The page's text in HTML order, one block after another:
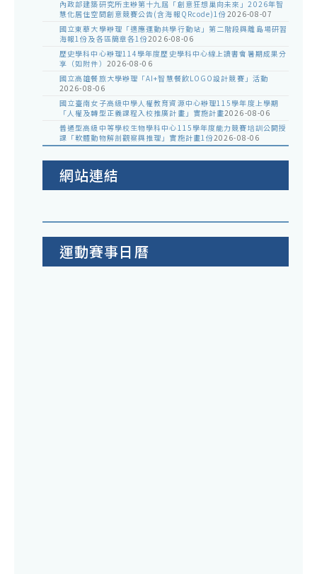
內政部建築研究所主辦第十九屆「創意狂想巢向未來」2026年智
慧化居住空間創意競賽公告(含海報QRcode)1份2026-08-07
國立東華大學辦理「適應運動共學行動站」第二階段與離島場研習
海報1份及各區簡章各1份2026-08-06
歷史學科中心辦理114學年度歷史學科中心線上讀書會暑期成果分
享（如附件） 2026-08-06
國立高雄餐旅大學辦理「AI+智慧餐飲LOGO設計競賽」活動
2026-08-06
國立臺南女子高級中學人權教育資源中心辦理115學年度上學期
「人權及轉型正義課程入校推廣計畫」實施計畫2026-08-06
普通型高級中等學校生物學科中心115學年度能力競賽培訓公開授
課「軟體動物解剖觀察與推理」實施計畫1份2026-08-06
網站連結
運動賽事日曆